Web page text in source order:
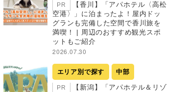
PR
【香川】「アパホテル〈高松
空港〉」に泊まったよ！屋内ドッ
グランも完備した空間で香川旅を
満喫！ | 周辺のおすすめ観光スポ
ットもご紹介
2026.07.30
エリア別で探す 中部
PR
【新潟】「アパホテル＆リゾ